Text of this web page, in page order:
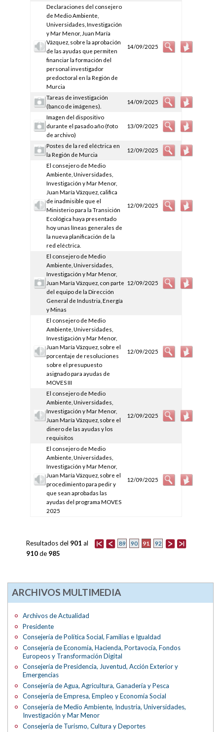
Declaraciones del consejero
de Medio Ambiente,
Universidades, Investigación
y Mar Menor, Juan María
Vázquez, sobre la aprobación
de las ayudas que permiten
financiar la formación del
personal investigador
predoctoral en la Región de
Murcia
14/09/2025
Tareas de investigación
(banco de imágenes).
14/09/2025
Imagen del dispositivo
durante el pasado año (foto
de archivo)
13/09/2025
Postes de la red eléctrica en
la Región de Murcia
12/09/2025
El consejero de Medio
Ambiente, Universidades,
Investigación y Mar Menor,
Juan María Vázquez, califica
de inadmisible que el
Ministerio para la Transición
Ecológica haya presentado
hoy unas líneas generales de
la nueva planificación de la
red eléctrica.
12/09/2025
El consejero de Medio
Ambiente, Universidades,
Investigación y Mar Menor,
Juan María Vázquez, con parte
del equipo de la Dirección
General de Industria, Energía
y Minas
12/09/2025
El consejero de Medio
Ambiente, Universidades,
Investigación y Mar Menor,
Juan María Vázquez, sobre el
porcentaje de resoluciones
sobre el presupuesto
asignado para ayudas de
MOVES III
12/09/2025
El consejero de Medio
Ambiente, Universidades,
Investigación y Mar Menor,
Juan María Vázquez, sobre el
dinero de las ayudas y los
requisitos
12/09/2025
El consejero de Medio
Ambiente, Universidades,
Investigación y Mar Menor,
Juan María Vázquez, sobre el
procedimiento para pedir y
que sean aprobadas las
ayudas del programa MOVES
2025
12/09/2025
89 90 91 92
Resultados del 901 al
910de 985
ARCHIVOS MULTIMEDIA
Archivos de Actualidad
Presidente
Consejería de Política Social, Familias e Igualdad
Consejería de Economía, Hacienda, Portavocía, Fondos
Europeos y Transformación Digital
Consejería de Presidencia, Juventud, Acción Exterior y
Emergencias
Consejería de Agua, Agricultura, Ganadería y Pesca
Consejería de Empresa, Empleo y Economía Social
Consejería de Medio Ambiente, Industria, Universidades,
Investigación y Mar Menor
Consejería de Turismo, Cultura y Deportes